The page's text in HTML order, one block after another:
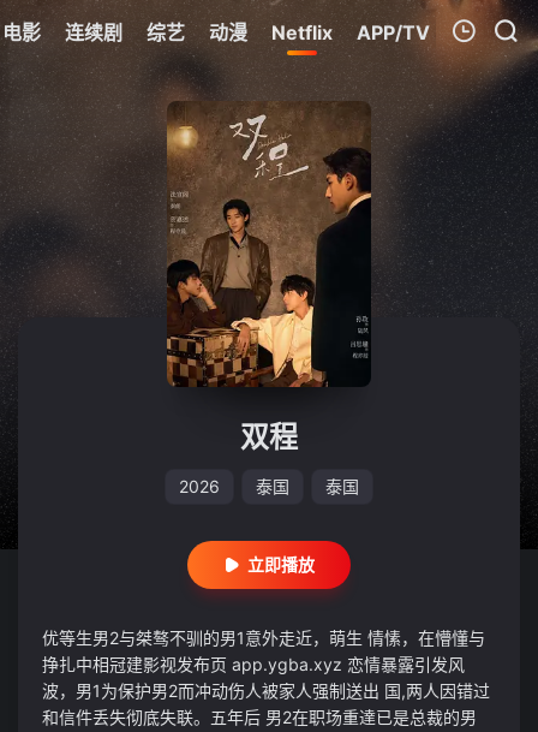
电影 连续剧 综艺 动漫 Netflix APP/TV
我的观影记录
暂无观看影片的记录
双程
2026 泰国 泰国
立即播放
优等生男2与桀骜不驯的男1意外走近，萌生 情愫，在懵懂与
挣扎中相冠建影视发布页 app.ygba.xyz 恋情暴露引发风
波，男1为保护男2而冲动伤人被家人强制送出 国,两人因错过
和信件丢失彻底失联。五年后 男2在职场重達已是总裁的男